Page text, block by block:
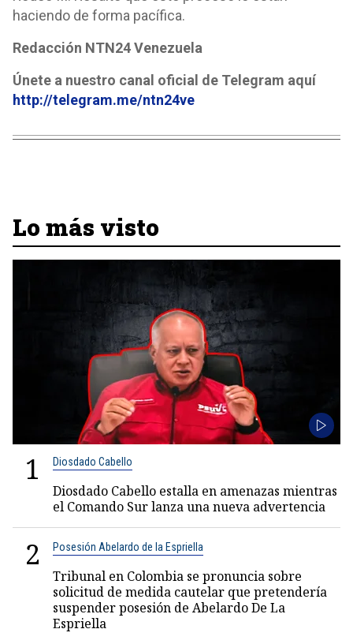
haciendo de forma pacífica.
Redacción NTN24 Venezuela
Únete a nuestro canal oficial de Telegram aquí
http://telegram.me/ntn24ve
Lo más visto
1 Diosdado Cabello
Diosdado Cabello estalla en amenazas mientras
el Comando Sur lanza una nueva advertencia
2 Posesión Abelardo de la Espriella
Tribunal en Colombia se pronuncia sobre
solicitud de medida cautelar que pretendería
suspender posesión de Abelardo De La
Espriella